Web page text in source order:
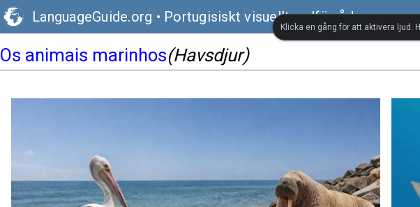
LanguageGuide.org • Portugisiskt visuellt ordförråd
Os animais marinhos(Havsdjur)
Klicka en gång för att aktivera ljud.